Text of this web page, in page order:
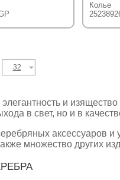
Колье
32
и
в свет, но и в
аксессуаров
множество других